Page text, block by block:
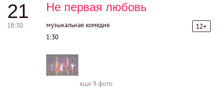
21
18:30
Не первая любовь
12+
музыкальная комедия
1:30
еще 9 фото